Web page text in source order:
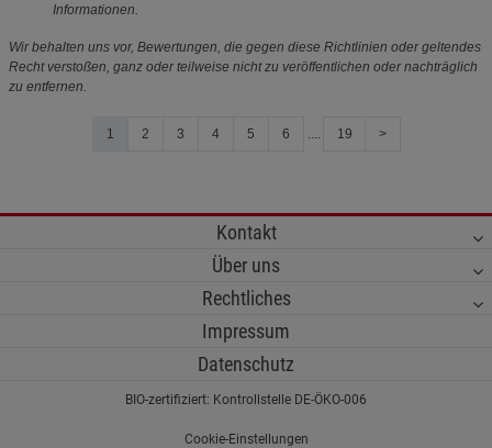
Informationen.
Wir behalten uns vor, Bewertungen, die gegen diese Richtlinien oder geltendes
Recht verstoßen, ganz oder teilweise nicht zu veröffentlichen oder nachträglich
zu entfernen.
1 2 3 4 5 6 .... 19 >
Kontakt
Über uns
Rechtliches
Impressum
Datenschutz
BIO-zertifiziert: Kontrollstelle DE-ÖKO-006
Cookie-Einstellungen